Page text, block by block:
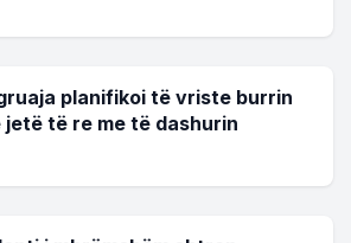
planifikoi të vriste burrin
të re me të dashurin